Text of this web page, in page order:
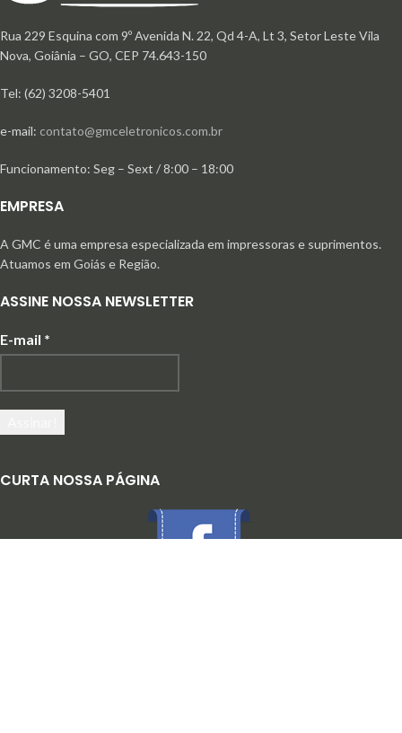
Rua 229 Esquina com 9º Avenida N. 22, Qd 4-A, Lt 3, Setor Leste Vila
Nova, Goiânia – GO, CEP 74.643-150
Tel: (62) 3208-5401
e-mail: contato@gmceletronicos.com.br
Funcionamento: Seg – Sext / 8:00 – 18:00
EMPRESA
A GMC é uma empresa especializada em impressoras e suprimentos.
Atuamos em Goiás e Região.
ASSINE NOSSA NEWSLETTER
E-mail *
CURTA NOSSA PÁGINA